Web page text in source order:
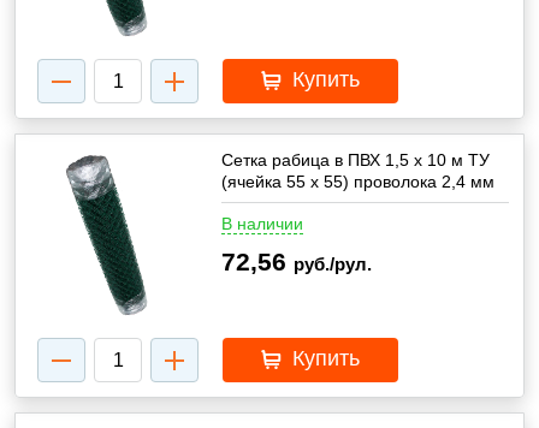
Купить
Сетка рабица в ПВХ 1,5 х 10 м ТУ
(ячейка 55 х 55) проволока 2,4 мм
В наличии
72,56 руб./рул.
Купить